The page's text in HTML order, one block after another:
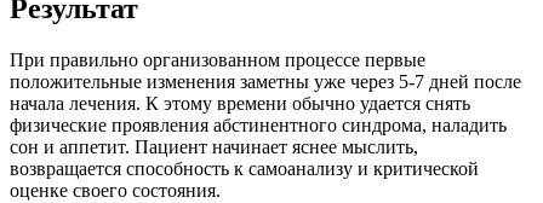
Результат
При правильно организованном процессе первые
положительные изменения заметны уже через 5-7 дней после
начала лечения. К этому времени обычно удается снять
физические проявления абстинентного синдрома, наладить
сон и аппетит. Пациент начинает яснее мыслить,
возвращается способность к самоанализу и критической
оценке своего состояния.